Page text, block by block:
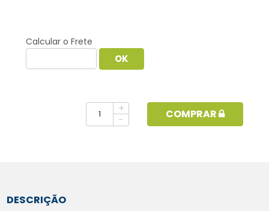
Calcular o Frete
+
-
COMPRAR
DESCRIÇÃO